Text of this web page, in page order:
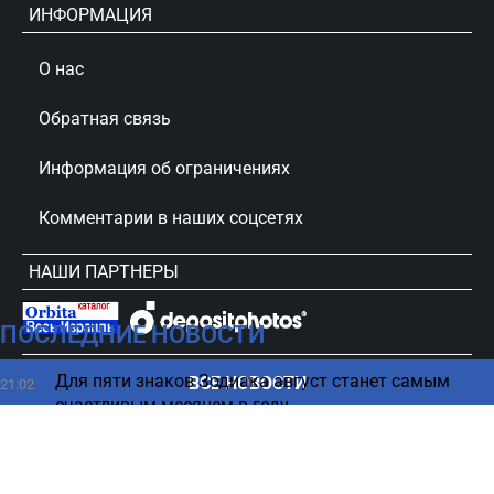
ПОСЛЕДНИЕ НОВОСТИ
21:02
Для пяти знаков Зодиака август станет самым
счастливым месяцем в году
ВСЕ НОВОСТИ
ИНФОРМАЦИЯ
О нас
Обратная связь
Информация об ограничениях
Комментарии в наших соцсетях
НАШИ ПАРТНЕРЫ
сursorinfo.co.il © Все права защищены